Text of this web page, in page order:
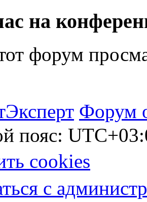
на
форум
Форум
пояс:
cookies
с